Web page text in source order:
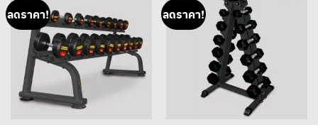
ลดราคา! ลดราคา!